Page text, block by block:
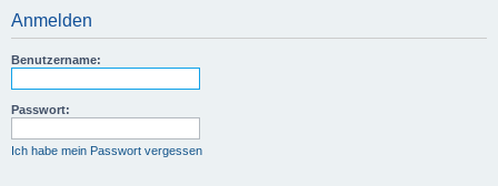
Anmelden
Benutzername:
Passwort:
Ich habe mein Passwort vergessen